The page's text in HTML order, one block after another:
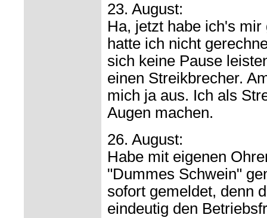
23. August:
Ha, jetzt habe ich's
hatte ich nicht
sich keine Pause
einen Streikbrecher.
mich ja aus. Ich als
Augen machen.
26. August:
Habe mit eigenen
"Dummes Schwein"
sofort gemeldet, denn
eindeutig den